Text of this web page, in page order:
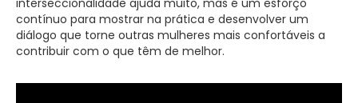
contínuo para mostrar na prática e desenvolver um
diálogo que torne outras mulheres mais confortáveis a
contribuir com o que têm de melhor.